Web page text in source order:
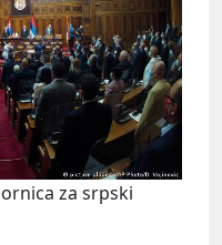
za srpski